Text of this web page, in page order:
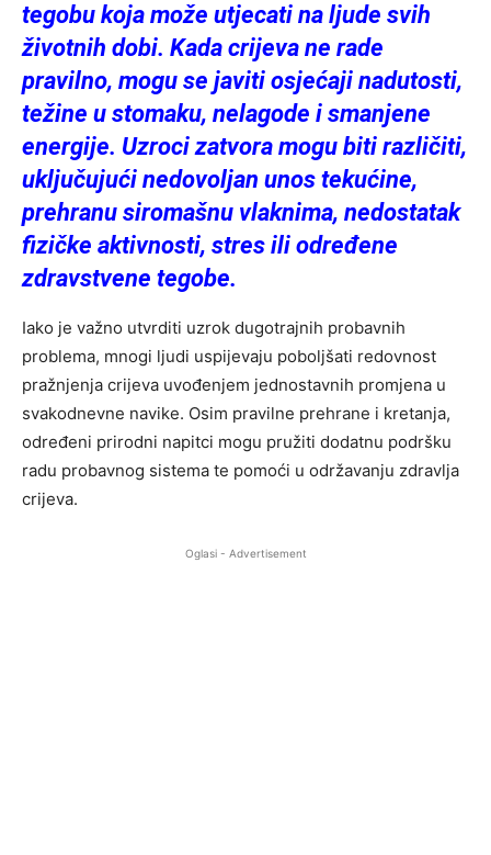
tegobu koja može utjecati na ljude svih
životnih dobi. Kada crijeva ne rade
pravilno, mogu se javiti osjećaji nadutosti,
težine u stomaku, nelagode i smanjene
energije. Uzroci zatvora mogu biti različiti,
uključujući nedovoljan unos tekućine,
prehranu siromašnu vlaknima, nedostatak
fizičke aktivnosti, stres ili određene
zdravstvene tegobe.
Iako je važno utvrditi uzrok dugotrajnih probavnih
problema, mnogi ljudi uspijevaju poboljšati redovnost
pražnjenja crijeva uvođenjem jednostavnih promjena u
svakodnevne navike. Osim pravilne prehrane i kretanja,
određeni prirodni napitci mogu pružiti dodatnu podršku
radu probavnog sistema te pomoći u održavanju zdravlja
crijeva.
Oglasi - Advertisement